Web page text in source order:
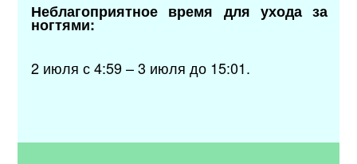
Неблагоприятное время для ухода за
ногтями:
2 июля с 4:59 – 3 июля до 15:01.